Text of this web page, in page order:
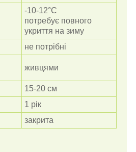
-10-12°С
потребує повного
укриття на зиму
не потрібні
живцями
15-20 см
1 рік
закрита